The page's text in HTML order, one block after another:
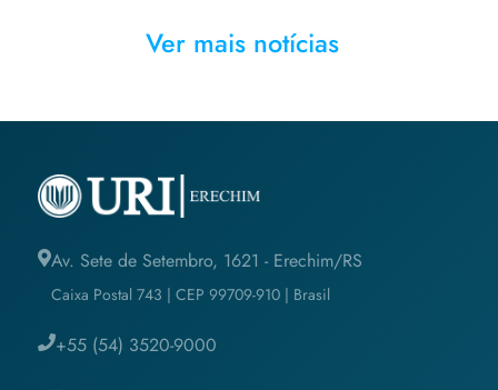
Ver mais notícias
Av. Sete de Setembro, 1621 - Erechim/RS
Caixa Postal 743 | CEP 99709-910 | Brasil
+55 (54) 3520-9000